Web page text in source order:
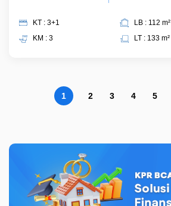
KT : 3+1
KM : 3
LB : 112 m²
LT : 133 m²
1 2 3 4 5